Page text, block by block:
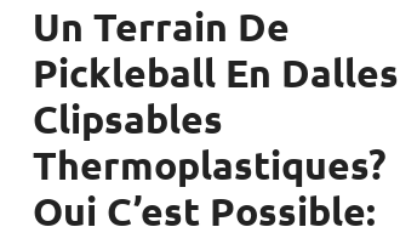
Un Terrain De
Pickleball En Dalles
Clipsables
Thermoplastiques?
Oui C’est Possible: